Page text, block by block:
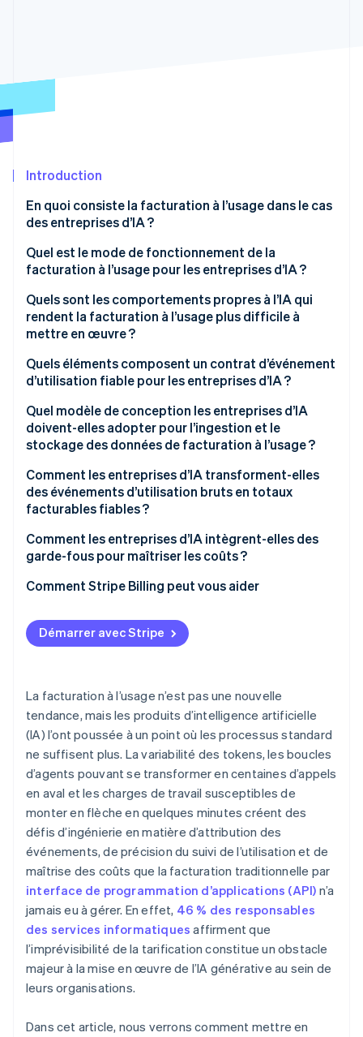
Climate
Vérification de l'identité
Stripe Sessions 2026
Découvrez comment Stripe construit l’infrastructure
Regarder la vidéo
Introduction
En quoi consiste la facturation à l’usage dans le cas
des entreprises d’IA ?
Quel est le mode de fonctionnement de la
facturation à l’usage pour les entreprises d’IA ?
Quels sont les comportements propres à l’IA qui
rendent la facturation à l’usage plus difficile à
mettre en œuvre ?
Boucles d’agents et multiplication des appels
d’outils
Variabilité des tokens
Charges de travail variables
Coûts imprévisibles à l’avance
Coûts imprévisibles à l’avance
Quels éléments composent un contrat d’événement
d’utilisation fiable pour les entreprises d’IA ?
Quel modèle de conception les entreprises d’IA
doivent-elles adopter pour l’ingestion et le
stockage des données de facturation à l’usage ?
Fiabilité
Immuabilité
Comment les entreprises d’IA transforment-elles
des événements d’utilisation bruts en totaux
facturables fiables ?
Comment les entreprises d’IA intègrent-elles des
garde-fous pour maîtriser les coûts ?
Registres de crédits et réservations
Limites souples et limites strictes
Mécanismes de limitation pour les charges de
Détection des anomalies
Comment Stripe Billing peut vous aider
Démarrer avec Stripe
La facturation à l’usage n’est pas une nouvelle
tendance, mais les produits d’intelligence artificielle
(IA) l’ont poussée à un point où les processus standard
ne suffisent plus. La variabilité des tokens, les boucles
d’agents pouvant se transformer en centaines d’appels
en aval et les charges de travail susceptibles de
monter en flèche en quelques minutes créent des
défis d’ingénierie en matière d’attribution des
événements, de précision du suivi de l’utilisation et de
maîtrise des coûts que la facturation traditionnelle par
interface de programmation d’applications (API) n’a
jamais eu à gérer. En effet, 46 % des responsables
des services informatiques affirment que
l’imprévisibilité de la tarification constitue un obstacle
majeur à la mise en œuvre de l’IA générative au sein de
leurs organisations.
Dans cet article, nous verrons comment mettre en